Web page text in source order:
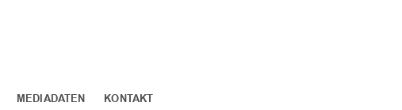
MEDIADATEN KONTAKT